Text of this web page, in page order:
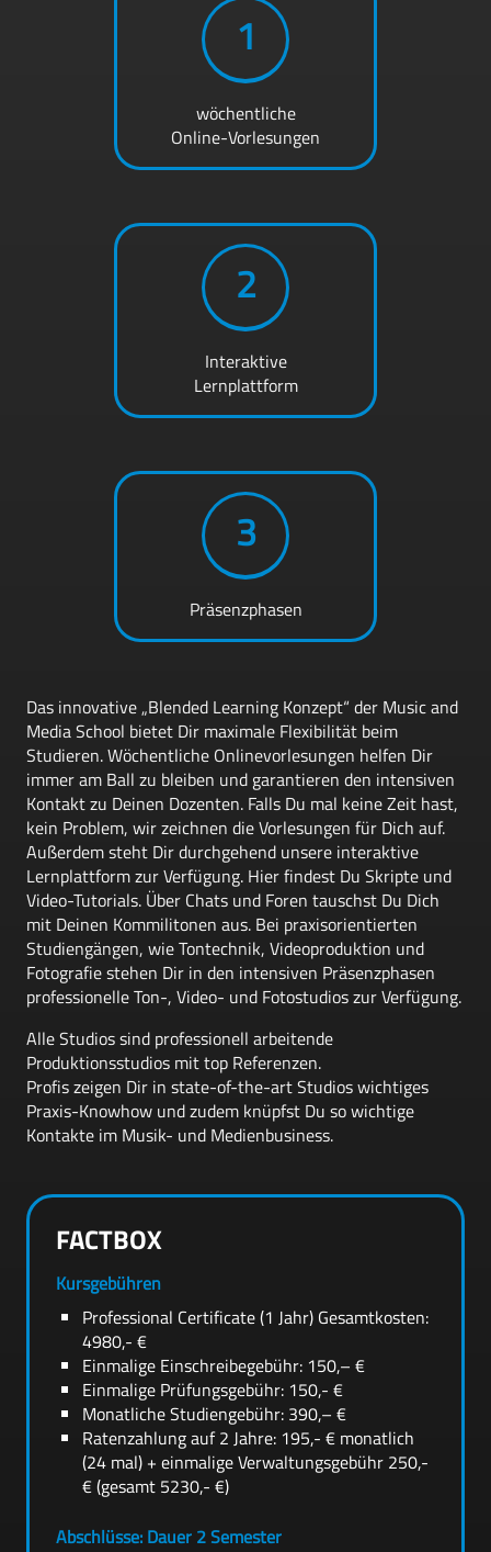
1
wöchentliche
Online-Vorlesungen
2
Interaktive
Lernplattform
3
Präsenzphasen
Das innovative „Blended Learning Konzept“ der Music and
Media School bietet Dir maximale Flexibilität beim
Studieren. Wöchentliche Onlinevorlesungen helfen Dir
immer am Ball zu bleiben und garantieren den intensiven
Kontakt zu Deinen Dozenten. Falls Du mal keine Zeit hast,
kein Problem, wir zeichnen die Vorlesungen für Dich auf.
Außerdem steht Dir durchgehend unsere interaktive
Lernplattform zur Verfügung. Hier findest Du Skripte und
Video-Tutorials. Über Chats und Foren tauschst Du Dich
mit Deinen Kommilitonen aus. Bei praxisorientierten
Studiengängen, wie Tontechnik, Videoproduktion und
Fotografie stehen Dir in den intensiven Präsenzphasen
professionelle Ton-, Video- und Fotostudios zur Verfügung.
Alle Studios sind professionell arbeitende
Produktionsstudios mit top Referenzen.
Profis zeigen Dir in state-of-the-art Studios wichtiges
Praxis-Knowhow und zudem knüpfst Du so wichtige
Kontakte im Musik- und Medienbusiness.
FACTBOX
Kursgebühren
Professional Certificate (1 Jahr) Gesamtkosten:
4980,- €
Einmalige Einschreibegebühr: 150,– €
Einmalige Prüfungsgebühr: 150,- €
Monatliche Studiengebühr: 390,– €
Ratenzahlung auf 2 Jahre: 195,- € monatlich
(24 mal) + einmalige Verwaltungsgebühr 250,-
€ (gesamt 5230,- €)
Abschlüsse: Dauer 2 Semester